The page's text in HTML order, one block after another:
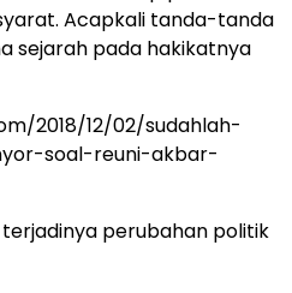
Acapkali tanda-tanda
sejarah pada hakikatnya
2018/12/02/sudahlah-
soal-reuni-akbar-
perubahan politik